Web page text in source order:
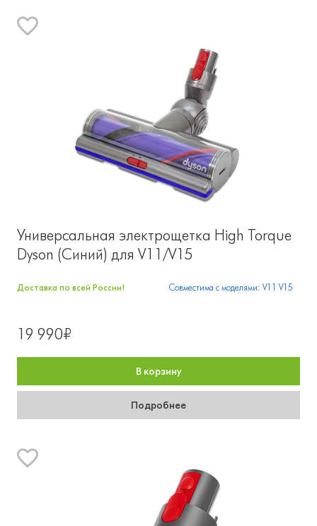
Универсальная электрощетка High Torque
Dyson (Синий) для V11/V15
Доставка по всей России! Совместима с моделями: V11 V15
19 990₽
В корзину
Подробнее